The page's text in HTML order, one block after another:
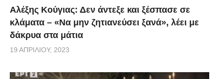
Αλέξης Κούγιας: Δεν άντεξε και ξέσπασε σε
κλάματα – «Να μην ζητιανεύσει ξανά», λέει με
δάκρυα στα μάτια
19 ΑΠΡΙΛΊΟΥ, 2023